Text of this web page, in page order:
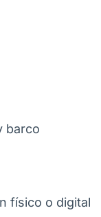
barco
físico o digital